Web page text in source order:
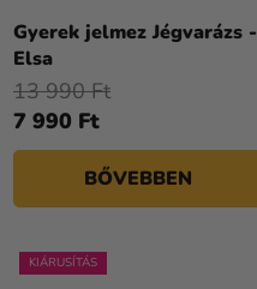
Gyerek jelmez Jégvarázs -
Elsa
7 990 Ft
13 990 Ft
BŐVEBBEN
KIÁRUSÍTÁS